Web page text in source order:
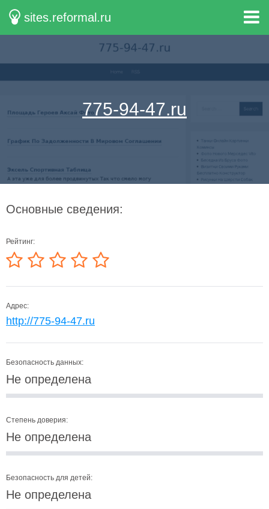
sites.reformal.ru
775-94-47.ru
Основные сведения:
Рейтинг:
Адрес:
http://775-94-47.ru
Безопасность данных:
Не определена
Степень доверия:
Не определена
Безопасность для детей:
Не определена